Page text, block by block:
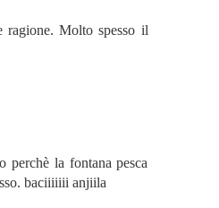
ragione. Molto spesso il
perchè la fontana pesca
baciiiiiii anjiila